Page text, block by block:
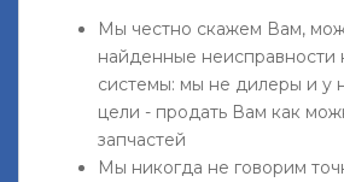
Мы честно скажем Вам,
найденные неисправности
системы: мы не дилеры и у
цели - продать Вам как
запчастей
Мы никогда не говорим